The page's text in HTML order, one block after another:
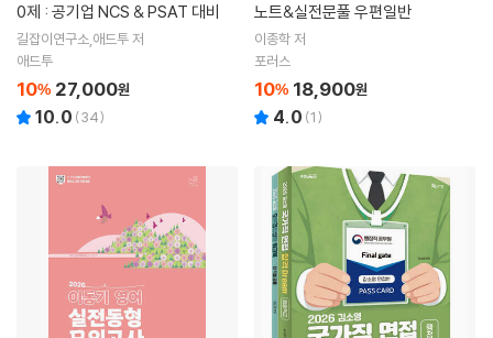
0제 : 공기업 NCS & PSAT 대비
길잡이연구소,애드투 저
애드투
10% 27,000원
10.0 (34)
노트&실전문풀 우편일반
이종학 저
포러스
10% 18,900원
4.0 (1)